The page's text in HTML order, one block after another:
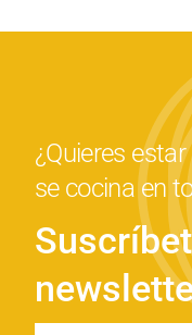
¿Quieres
se cocina en